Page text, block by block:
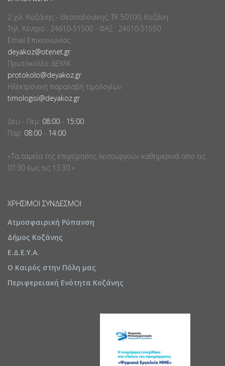
2 χιλ. Κοζάνης - Θεσσαλονίκης, ΤΚ 50100, Κοζάνη
Τηλ. Κέντρο : 24610-51500 - ΦΑΞ : 24610-51550
Email Επικοινωνίας
deyakoz@otenet.gr
Πρωτόκολλο ΔΕΥΑΚ
protokolo@deyakoz.gr
Ηλεκτρονική παραλαβή τιμολογίων
timologisi@deyakoz.gr
Δευ - Πεμ: 08:00 - 15:00
Παρ: 08:00 - 14:00
«Τα ταμεία της επιχείρησης λειτουργούν καθημερινά απο τις
07:30 έως τις 13:30 »
ΧΡΉΣΙΜΟΙ ΣΎΝΔΕΣΜΟΙ
Ατμοσφαιρική Ρύπανση
Δήμος Κοζάνης
Ε.Δ.Ε.Υ.Α.
Ο Καιρός στην Πόλη μας
Περιφερειακή Ενότητα Κοζάνης